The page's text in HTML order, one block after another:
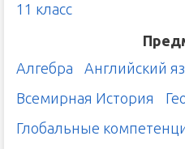
11 класс
Алгебра
Английский
Всемирная История
Глобальные